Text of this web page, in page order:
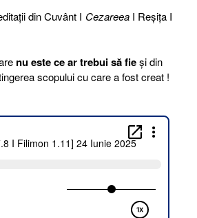
din Cuvânt I CezareeaI Reşiţa I
nu este ce ar trebui să fieși din
scopului cu care a fost creat !